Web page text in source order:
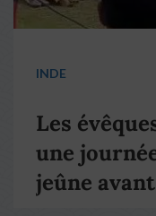
INDE
Les
une
jeûne